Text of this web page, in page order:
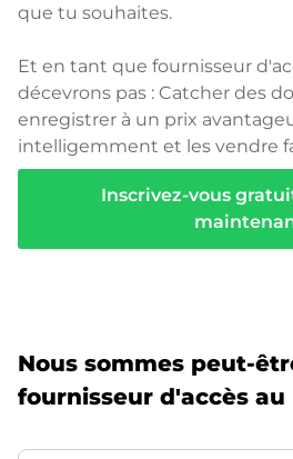
que tu souhaites.
Et en tant que fournisseur
décevrons pas : Catcher des
enregistrer à un prix
intelligemment et les vendre
Inscrivez-vous
Nous sommes peut-
fournisseur d'accès au